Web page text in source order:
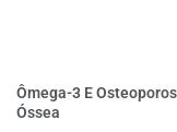
Ômega-3 E
Óssea